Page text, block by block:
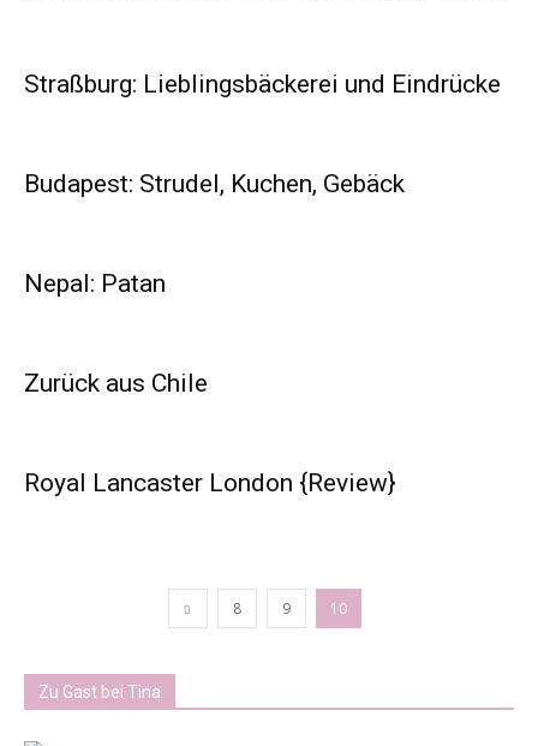
Straßburg: Lieblingsbäckerei und Eindrücke
Budapest: Strudel, Kuchen, Gebäck
Nepal: Patan
Zurück aus Chile
Royal Lancaster London {Review}
8 9 10
Zu Gast bei Tina